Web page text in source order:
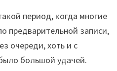
период, когда многие
предварительной записи,
очереди, хоть и с
большой удачей.